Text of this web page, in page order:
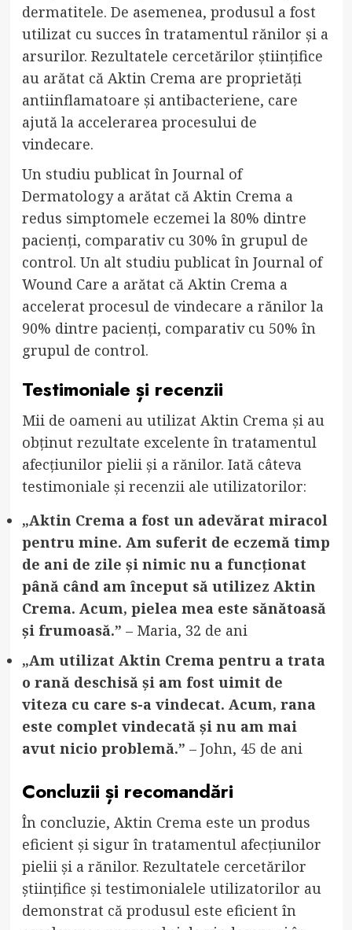
dermatitele. De asemenea, produsul a fost
utilizat cu succes în tratamentul rănilor și a
arsurilor. Rezultatele cercetărilor științifice
au arătat că Aktin Crema are proprietăți
antiinflamatoare și antibacteriene, care
ajută la accelerarea procesului de
vindecare.
Un studiu publicat în Journal of
Dermatology a arătat că Aktin Crema a
redus simptomele eczemei la 80% dintre
pacienți, comparativ cu 30% în grupul de
control. Un alt studiu publicat în Journal of
Wound Care a arătat că Aktin Crema a
accelerat procesul de vindecare a rănilor la
90% dintre pacienți, comparativ cu 50% în
grupul de control.
Testimoniale și recenzii
Mii de oameni au utilizat Aktin Crema și au
obținut rezultate excelente în tratamentul
afecțiunilor pielii și a rănilor. Iată câteva
testimoniale și recenzii ale utilizatorilor:
„Aktin Crema a fost un adevărat miracol
pentru mine. Am suferit de eczemă timp
de ani de zile și nimic nu a funcționat
până când am început să utilizez Aktin
Crema. Acum, pielea mea este sănătoasă
și frumoasă.” – Maria, 32 de ani
„Am utilizat Aktin Crema pentru a trata
o rană deschisă și am fost uimit de
viteza cu care s-a vindecat. Acum, rana
este complet vindecată și nu am mai
avut nicio problemă.” – John, 45 de ani
Concluzii și recomandări
În concluzie, Aktin Crema este un produs
eficient și sigur în tratamentul afecțiunilor
pielii și a rănilor. Rezultatele cercetărilor
științifice și testimonialele utilizatorilor au
demonstrat că produsul este eficient în